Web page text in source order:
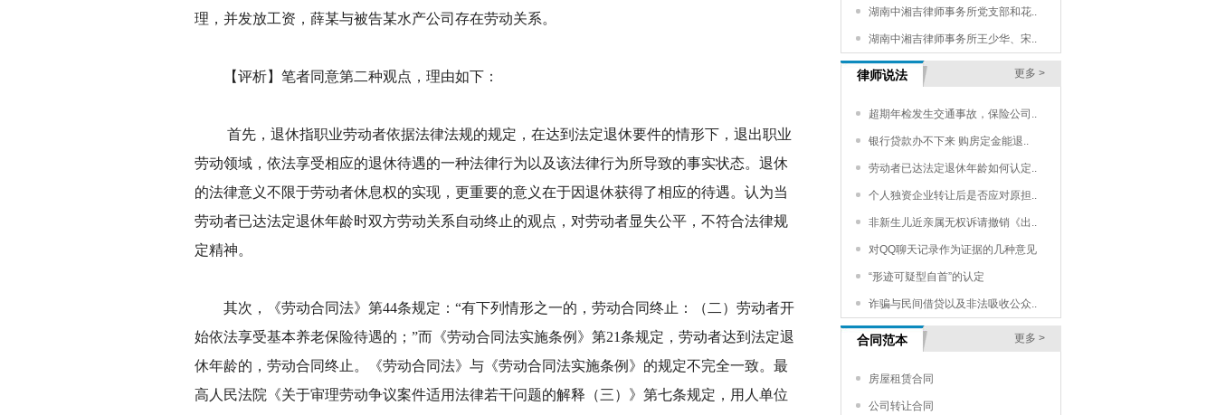
理，并发放工资，薛某与被告某水产公司存在劳动关系。
【评析】笔者同意第二种观点，理由如下：
首先，退休指职业劳动者依据法律法规的规定，在达到法定退休要件的情形下，退出职业
劳动领域，依法享受相应的退休待遇的一种法律行为以及该法律行为所导致的事实状态。退休
的法律意义不限于劳动者休息权的实现，更重要的意义在于因退休获得了相应的待遇。认为当
劳动者已达法定退休年龄时双方劳动关系自动终止的观点，对劳动者显失公平，不符合法律规
定精神。
其次，《劳动合同法》第44条规定：“有下列情形之一的，劳动合同终止：（二）劳动者开
始依法享受基本养老保险待遇的；”而《劳动合同法实施条例》第21条规定，劳动者达到法定退
休年龄的，劳动合同终止。《劳动合同法》与《劳动合同法实施条例》的规定不完全一致。最
高人民法院《关于审理劳动争议案件适用法律若干问题的解释（三）》第七条规定，用人单位
湖南中湘吉律师事务所党支部和花..
湖南中湘吉律师事务所王少华、宋..
律师说法 更多 >
超期年检发生交通事故，保险公司..
银行贷款办不下来 购房定金能退..
劳动者已达法定退休年龄如何认定..
个人独资企业转让后是否应对原担..
非新生儿近亲属无权诉请撤销《出..
对QQ聊天记录作为证据的几种意见
“形迹可疑型自首”的认定
诈骗与民间借贷以及非法吸收公众..
合同范本 更多 >
房屋租赁合同
公司转让合同